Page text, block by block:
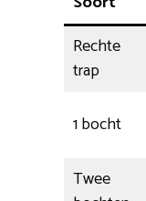
Rechte
trap
1 bocht
Twee